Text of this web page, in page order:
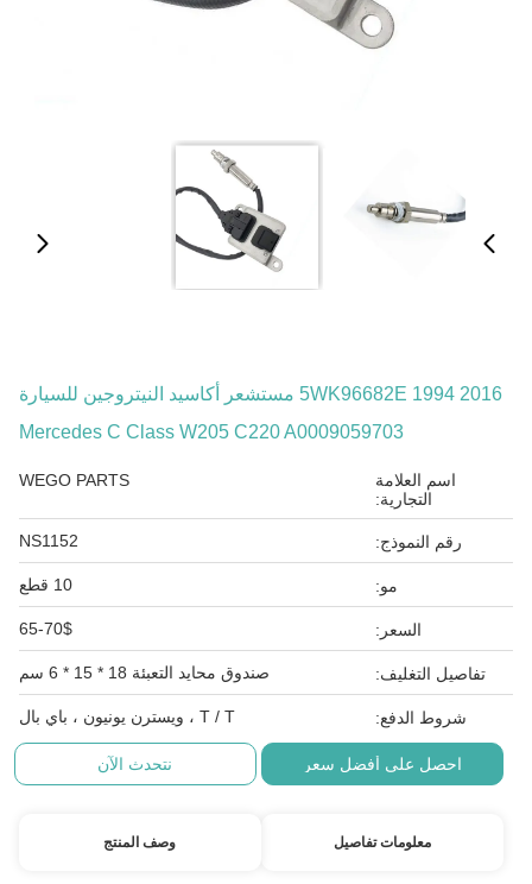
5WK96682E 1994 2016 مستشعر أكاسيد النيتروجين للسيارة
Mercedes C Class W205 C220 A0009059703
اسم العلامة
التجارية:
WEGO PARTS
رقم النموذج: NS1152
مو: 10 قطع
السعر: 65-70$
تفاصيل التغليف: صندوق محايد التعبئة 18 * 15 * 6 سم
شروط الدفع: T / T ، ويسترن يونيون ، باي بال
احصل على أفضل سعر نتحدث الآن
معلومات تفاصيل وصف المنتج